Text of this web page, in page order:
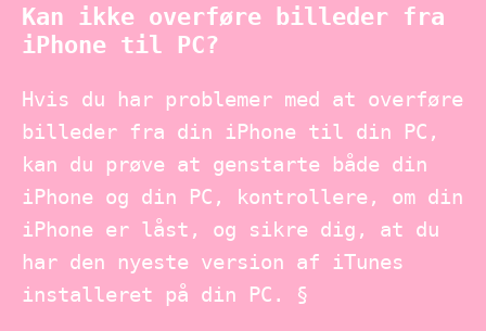
Kan ikke overføre billeder fra
iPhone til PC?
Hvis du har problemer med at overføre
billeder fra din iPhone til din PC,
kan du prøve at genstarte både din
iPhone og din PC, kontrollere, om din
iPhone er låst, og sikre dig, at du
har den nyeste version af iTunes
installeret på din PC. §